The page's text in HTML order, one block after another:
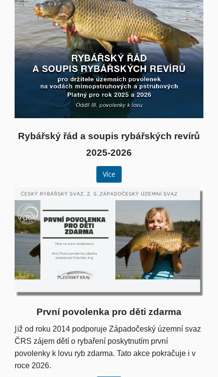
Rybářský řád a soupis rybářských revírů
2025-2026
Více
První povolenka pro děti zdarma
Již od roku 2014 podporuje Západočeský územní svaz
ČRS zájem dětí o rybaření poskytnutím první
povolenky k lovu ryb zdarma. Tato akce pokračuje i v
roce 2026.